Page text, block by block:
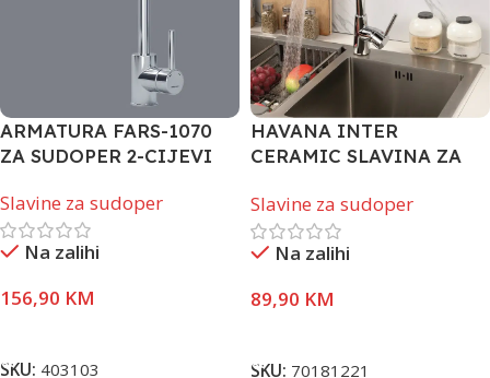
ARMATURA FARS-1070
ZA SUDOPER 2-CIJEVI
Slavine za sudoper
Na zalihi
156,90 KM
SKU: 403103
HAVANA INTER
CERAMIC SLAVINA ZA
Slavine za sudoper
Na zalihi
89,90 KM
SKU: 70181221